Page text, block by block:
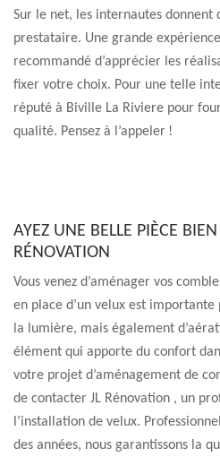
Sur le net, les internautes donnent
prestataire. Une grande
recommandé d’apprécier les
fixer votre choix. Pour une telle
réputé à Biville La Riviere pour
qualité. Pensez à l’appeler !
AYEZ UNE BELLE PIÈCE
RÉNOVATION
Vous venez d’aménager vos
en place d’un velux est
la lumière, mais également
élément qui apporte du confort
votre projet d’aménagement de
de contacter JL Rénovation , un
l’installation de velux.
des années, nous garantissons la